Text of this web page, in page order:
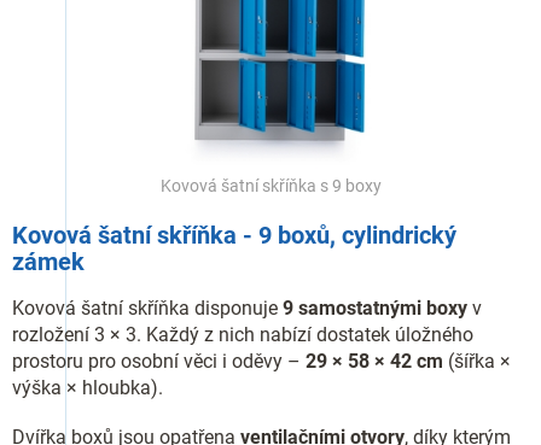
Kovová šatní skříňka s 9 boxy
Kovová šatní skříňka - 9 boxů, cylindrický
zámek
Kovová šatní skříňka disponuje 9 samostatnými boxy v
rozložení 3 × 3. Každý z nich nabízí dostatek úložného
prostoru pro osobní věci i oděvy – 29 × 58 × 42 cm (šířka ×
výška × hloubka).
Dvířka boxů jsou opatřena ventilačními otvory, díky kterým